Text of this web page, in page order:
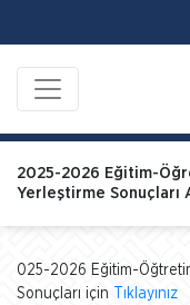
2025-2026 Eğitim-
Yerleştirme Sonuçları
025-2026 Eğitim-
Sonuçları için
Tıklayınız